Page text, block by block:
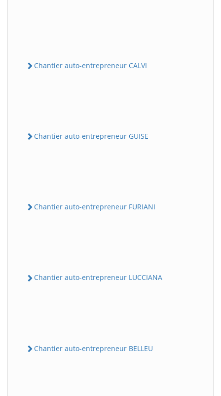
Chantier auto-entrepreneur CALVI
Chantier auto-entrepreneur GUISE
Chantier auto-entrepreneur FURIANI
Chantier auto-entrepreneur LUCCIANA
Chantier auto-entrepreneur BELLEU